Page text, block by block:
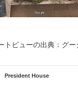
トビューの出典：グ
President House